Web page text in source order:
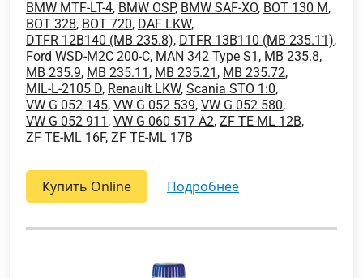
BMW MTF-LT-4, BMW OSP, BMW SAF-XO, BOT 130 M,
BOT 328, BOT 720, DAF LKW,
DTFR 12B140 (MB 235.8), DTFR 13B110 (MB 235.11),
Ford WSD-M2C 200-C, MAN 342 Type S1 , MB 235.8,
MB 235.9, MB 235.11 , MB 235.21 , MB 235.72,
MIL-L-2105 D, Renault LKW, Scania STO 1:0,
VW G 052 145, VW G 052 539, VW G 052 580,
VW G 052 911 , VW G 060 517 A2, ZF TE-ML 12B,
ZF TE-ML 16F, ZF TE-ML 17B
Купить Online подробнее